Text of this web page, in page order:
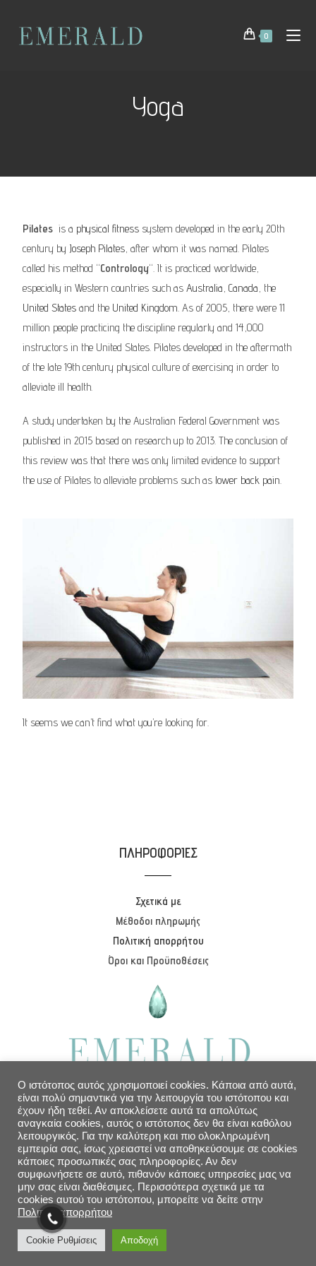
0
Yoga
Pilates is a physical fitness system developed in the early 20th
century by Joseph Pilates, after whom it was named. Pilates
called his method “Contrology“. It is practiced worldwide,
especially in Western countries such asAustralia,Canada, the
United States and the United Kingdom. As of 2005, there were 11
million people practicing the discipline regularly and 14,000
instructors in the United States. Pilates developed in the aftermath
of the late 19th century physical culture of exercising in order to
alleviate ill health.
A study undertaken by the Australian Federal Government was
published in 2015 based on research up to 2013. The conclusion of
this review was that there was only limited evidence to support
the use of Pilates to alleviate problems such as lower back pain.
It seems we can’t find what you’re looking for.
ΠΛΗΡΟΦΟΡΙΕΣ
Σχετικά με
Μέθοδοι πληρωμής
Πολιτική απορρήτου
Όροι και Προϋποθέσεις
ΒΟΗΘΕΙΑ
Επικοινωνήστε μαζί μας
Φιλοσοφία
Προγράμματα
COPYRIGHT 2026 - BY EMERALD PILATES - DESIGNED AND DEVELOPED BY
Ο ιστότοπος αυτός χρησιμοποιεί cookies. Κάποια από αυτά,
είναι πολύ σημαντικά για την λειτουργία του ιστότοπου και
έχουν ήδη τεθεί. Αν αποκλείσετε αυτά τα απολύτως
αναγκαία cookies, αυτός ο ιστότοπος δεν θα είναι καθόλου
λειτουργικός. Για την καλύτερη και πιο ολοκληρωμένη
εμπειρία σας, ίσως χρειαστεί να αποθηκεύσουμε σε cookies
κάποιες προσωπικές σας πληροφορίες. Αν δεν
συμφωνήσετε σε αυτό, πιθανόν κάποιες υπηρεσίες μας να
μην σας είναι διαθέσιμες. Περισσότερα σχετικά με τα
cookies αυτού του ιστότοπου, μπορείτε να δείτε στην
Πολιτική απορρήτου
Cookie Ρυθμίσεις Αποδοχή